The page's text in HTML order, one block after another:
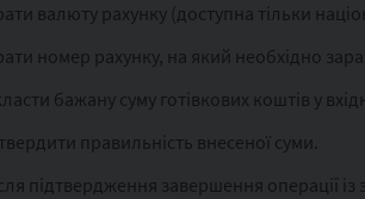
валюту рахунку (доступна тільки
номер рахунку, на який необхідно
бажану суму готівкових коштів у
правильність внесеної суми.
підтвердження завершення операції